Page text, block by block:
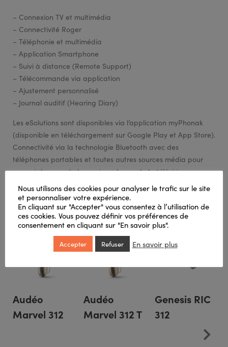
– Connexion TV et multimédia
– Connectivité Roger
– Téléphonie et multimédia
– Application Smartphone
– Suivi à distance (Remote Support)
– Télécommande via application
– Ajustement personnalisé
– Journal auditif (Hearing Diary)
Les eSolutions sont disponibles via l’application myPhonak
(disponible en téléchargement sur Google Play et App Store).
Connectivité via la technologie Bluetooth avec des
téléphones portables et toutes autres sources média pour
recevoir les appels, la musique, le son de la télévision
directement dans vos aides auditives.
Produits apparentés
Audéo
Marvel 312
Audéo
Marvel 312 T
Genesis RIC
312
Nous utilisons des cookies pour analyser le trafic sur le site
et personnaliser votre expérience.
En cliquant sur "Accepter" vous consentez à l’utilisation de
ces cookies. Vous pouvez définir vos préférences de
consentement en cliquant sur "En savoir plus".
Accepter Refuser En savoir plus